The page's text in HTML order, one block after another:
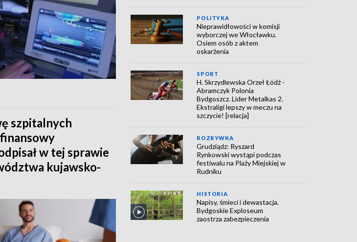
szpitalnych
w tej sprawie
kujawsko-
POLITYKA
Nieprawidłowości w komisji
wyborczej we Włocławku.
Osiem osób z aktem
oskarżenia
SPORT
H. Skrzydlewska Orzeł Łódź -
Abramczyk Polonia
Bydgoszcz. Lider Metalkas 2.
Ekstraligi lepszy w meczu na
szczycie! [relacja]
ROZRYWKA
Grudziądz: Ryszard
Rynkowski wystąpi podczas
festiwalu na Plaży Miejskiej w
Rudniku
HISTORIA
Napisy, śmieci i dewastacja.
Bydgoskie Exploseum
zaostrza zabezpieczenia